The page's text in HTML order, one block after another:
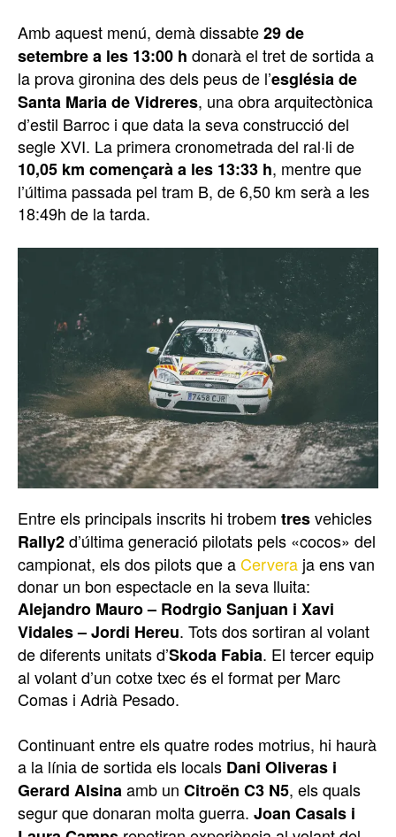
Amb aquest menú, demà dissabte29 de
setembre a les 13:00 h donarà el tret de sortida a
la prova gironina des dels peus de l’església de
Santa Maria de Vidreres, una obra arquitectònica
d’estil Barroc i que data la seva construcció del
segle XVI. La primera cronometrada del ral·li de
10,05 km començarà a les 13:33 h, mentre que
l’última passada pel tram B, de 6,50 km serà a les
18:49h de la tarda.
Entre els principals inscrits hi trobem tresvehicles
Rally2d’última generació pilotats pels «cocos» del
campionat, els dos pilots que aCervera ja ens van
donar un bon espectacle en la seva lluita:
Alejandro Mauro – Rodrgio Sanjuan i Xavi
Vidales – Jordi Hereu. Tots dos sortiran al volant
de diferents unitats d’Skoda Fabia. El tercer equip
al volant d’un cotxe txec és el format per Marc
Comas i Adrià Pesado.
Continuant entre els quatre rodes motrius, hi haurà
a la línia de sortida els locals Dani Oliveras i
Gerard Alsinaamb un Citroën C3 N5, els quals
segur que donaran molta guerra. Joan Casals i